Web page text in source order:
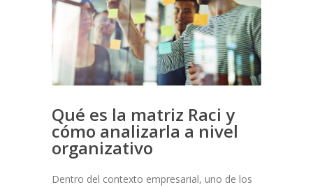
Qué es la matriz Raci y
cómo analizarla a nivel
organizativo
Dentro del contexto empresarial, uno de los